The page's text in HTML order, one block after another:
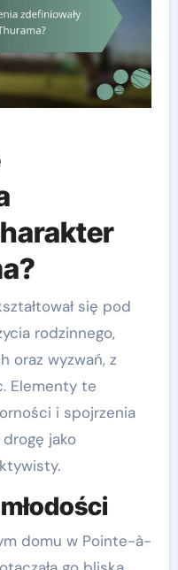
się pod
rodzinnego,
oraz wyzwań, z
Elementy te
i spojrzenia
drogę jako
domu w Pointe-à-